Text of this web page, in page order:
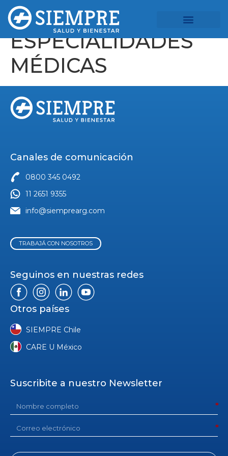
ESPECIALIDADES
MÉDICAS
Canales de comunicación
0800 345 0492
11 2651 9355
info@siemprearg.com
TRABAJÁ CON NOSOTROS
Seguinos en nuestras redes
Otros países
SIEMPRE Chile
CARE U México
Suscribite a nuestro Newsletter